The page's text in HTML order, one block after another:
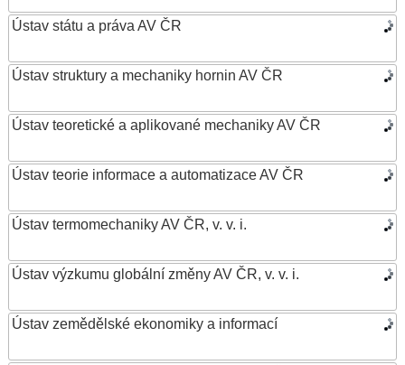
Ústav státu a práva AV ČR
Ústav struktury a mechaniky hornin AV ČR
Ústav teoretické a aplikované mechaniky AV ČR
Ústav teorie informace a automatizace AV ČR
Ústav termomechaniky AV ČR, v. v. i.
Ústav výzkumu globální změny AV ČR, v. v. i.
Ústav zemědělské ekonomiky a informací